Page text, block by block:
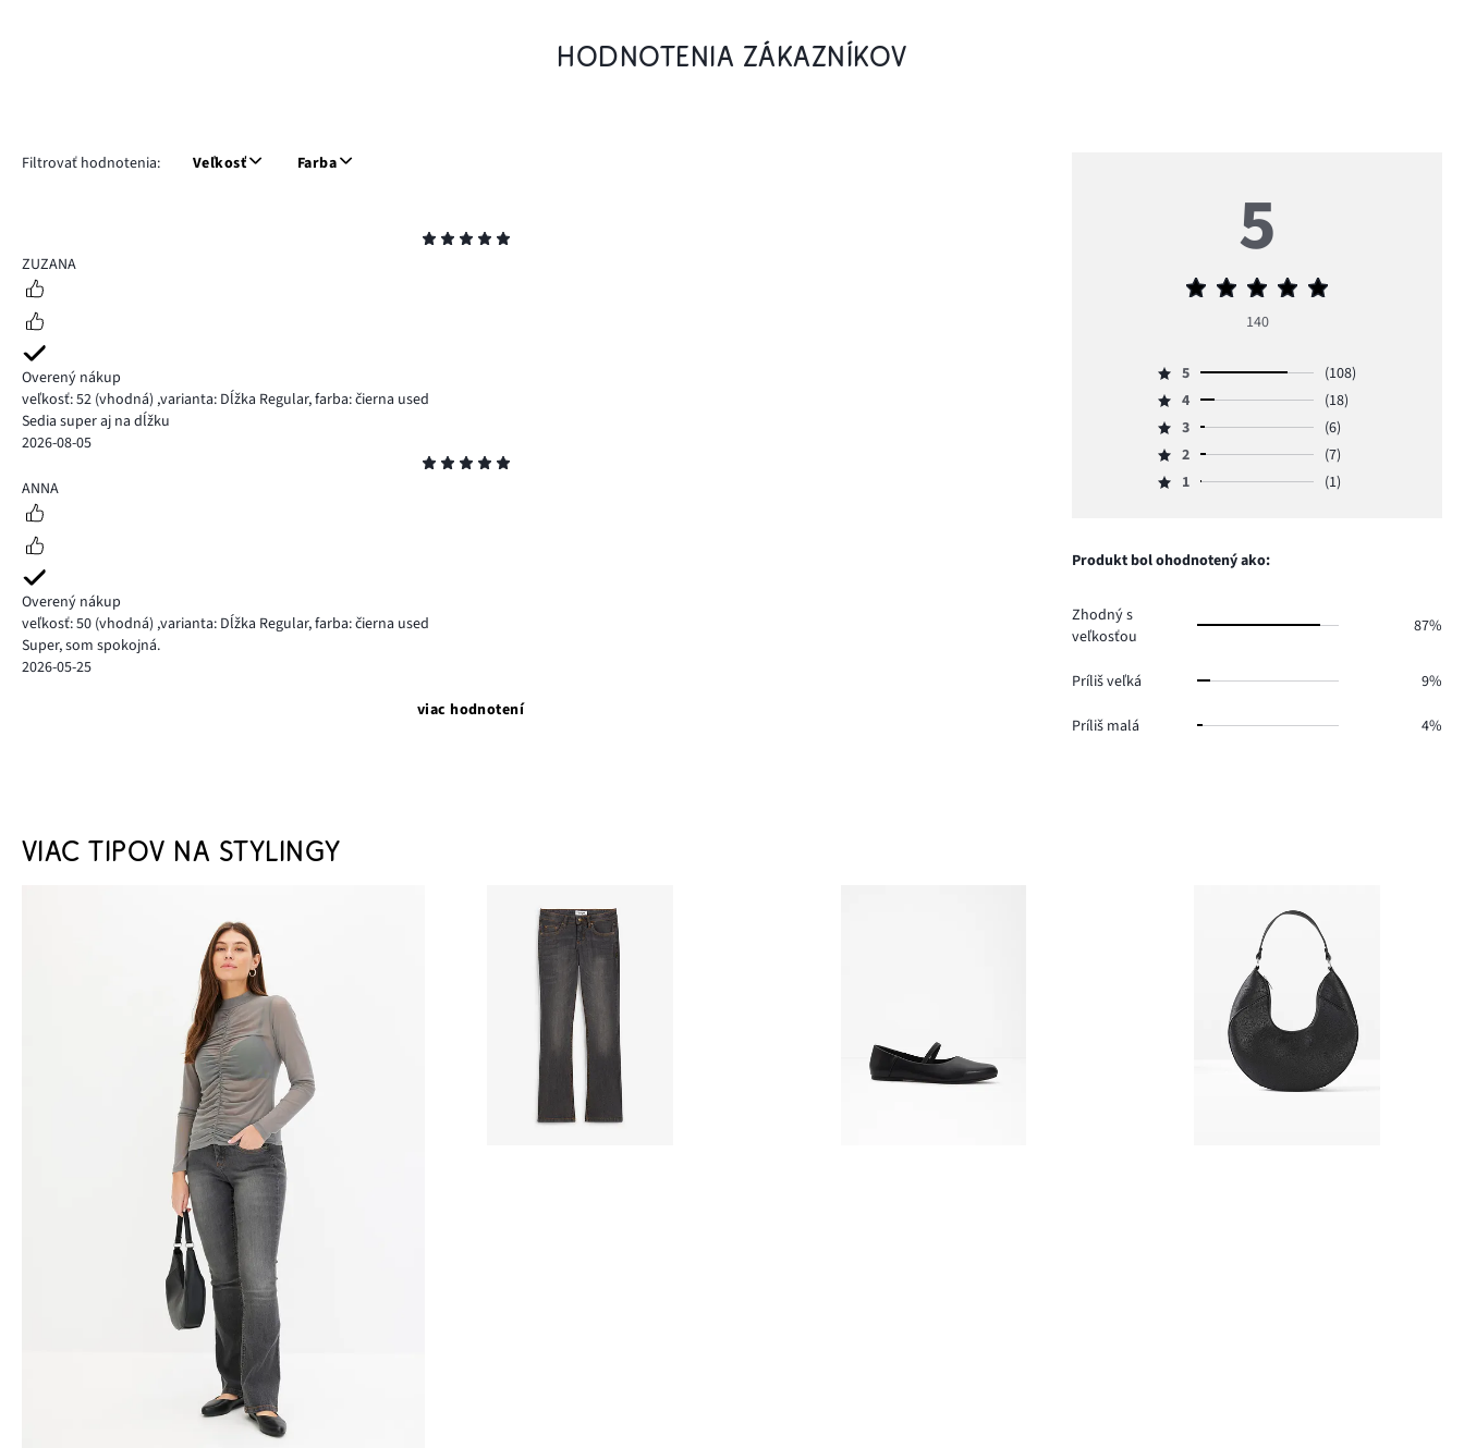
HODNOTENIA ZÁKAZNÍKOV
Filtrovať hodnotenia: Veľkosť Farba
5
ZUZANA
Overený nákup
veľkosť: 52 (vhodná) ,varianta: Dĺžka Regular,farba: čierna used
Sedia super aj na dĺžku
2026-08-05
5
ANNA
Overený nákup
veľkosť: 50 (vhodná) ,varianta: Dĺžka Regular,farba: čierna used
Super, som spokojná.
2026-05-25
viac hodnotení
5
Priemerné
5
140
Hodnotenie
5,
počet
hlasov
5
(108)
Hodnotenie
4,
počet
hlasov
4
(18)
Hodnotenie
3,
počet
3
(6)
Hodnotenie
2,
7.
2
(7)
Hodnotenie
hlasov
1 (1)
Produkt bol ohodnotený ako:
Zhodný s
veľkosťou
87%
Príliš veľká 9%
Príliš malá 4%
VIAC TIPOV NA STYLINGY